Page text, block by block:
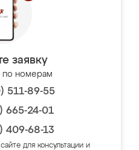
заявку
по номерам
511-89-55
665-24-01
409-68-13
для консультации и